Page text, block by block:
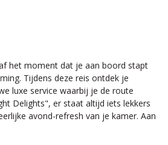
het moment dat je aan boord stapt
Tijdens deze reis ontdek je
luxe service waarbij je de route
Delights", er staat altijd iets lekkers
avond-refresh van je kamer. Aan